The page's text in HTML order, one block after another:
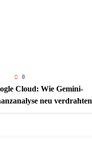
0
Cloud: Wie Gemini-
neu verdrahten